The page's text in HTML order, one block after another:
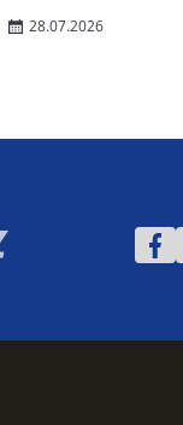
28.07.2026